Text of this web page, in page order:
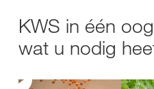
KWS in één
wat u nodig